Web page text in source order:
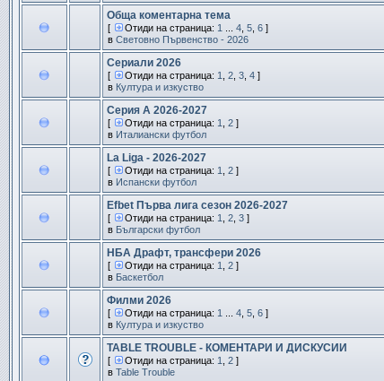
Обща коментарна тема
[ Отиди на страница: 1 4 5 6 ]
в Световно Първенство - 2026
Сериали 2026
[ Отиди на страница: 1 2 3 4 ]
в Култура и изкуство
Серия А 2026-2027
[ Отиди на страница: 1 2 ]
в Италиански футбол
La Liga - 2026-2027
[ Отиди на страница: 1 2 ]
в Испански футбол
Efbet Първа лига сезон 2026-2027
[ Отиди на страница: 1 2 3 ]
в Български футбол
НБА Драфт, трансфери 2026
[ Отиди на страница: 1 2 ]
в Баскетбол
Филми 2026
[ Отиди на страница: 1 4 5 6 ]
в Култура и изкуство
TABLE TROUBLE - КОМЕНТАРИ И ДИСКУСИИ
[ Отиди на страница: 1 2 ]
в Table Trouble